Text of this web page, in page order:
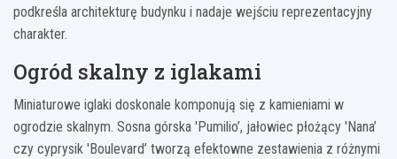
podkreśla architekturę budynku i nadaje wejściu reprezentacyjny
charakter.
Ogród skalny z iglakami
Miniaturowe iglaki doskonale komponują się z kamieniami w
ogrodzie skalnym. Sosna górska 'Pumilio’, jałowiec płożący 'Nana’
czy cyprysik 'Boulevard’ tworzą efektowne zestawienia z różnymi